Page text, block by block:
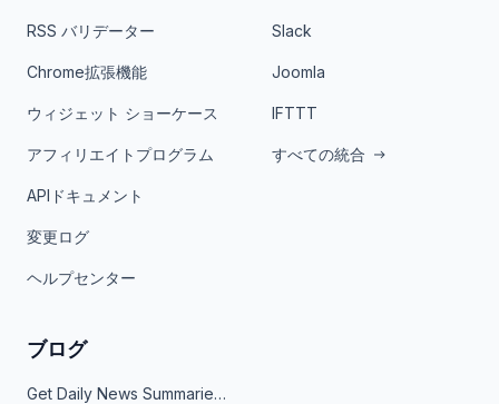
RSS バリデーター
Chrome拡張機能
ウィジェット ショーケース
アフィリエイトプログラム
APIドキュメント
変更ログ
ヘルプセンター
Slack
Joomla
IFTTT
すべての統合
ブログ
Get Daily News Summaries About Any Topic in Telegram, Discord, Slack, and Email